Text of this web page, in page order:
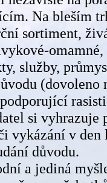
Na bleším
sortiment,
služby,
(dovoleno
si vyhrazuje
vykázání v den
důvodu.
a jediná